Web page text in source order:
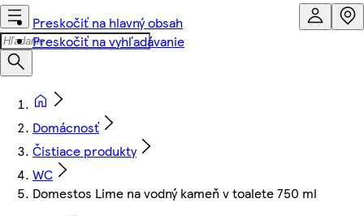
Preskočiť na hlavný obsah
Preskočiť na vyhľadávanie
Domácnosť
Čistiace produkty
WC
Domestos Lime na vodný kameň v toalete 750 ml